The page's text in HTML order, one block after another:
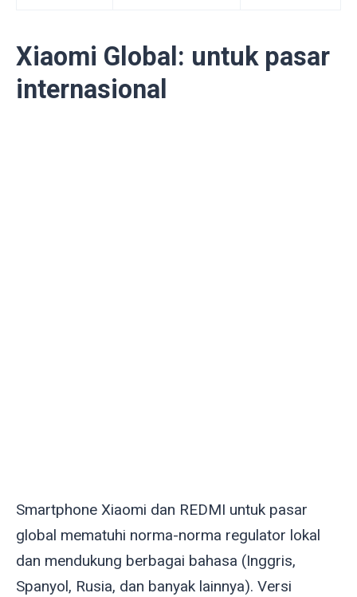
Xiaomi Global: untuk pasar
internasional
Smartphone Xiaomi dan REDMI untuk pasar
global mematuhi norma-norma regulator lokal
dan mendukung berbagai bahasa (Inggris,
Spanyol, Rusia, dan banyak lainnya). Versi